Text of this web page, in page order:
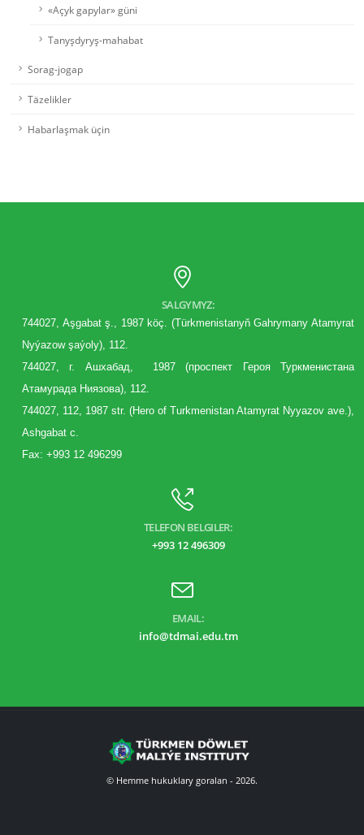
«Açyk gapylar» güni
Tanyşdyryş-mahabat
Sorag-jogap
Täzelikler
Habarlaşmak üçin
SALGYMYZ:
744027, Aşgabat ş., 1987 köç. (Türkmenistanyň Gahrymany Atamyrat
Nyýazow şaýoly), 112.
744027, г. Aшхабад, 1987 (проспект
Героя Туркменистана
Атамурада Ниязова), 112.
744027, 112, 1987 str. (Hero of Turkmenistan Atamyrat Nyyazov ave.),
Ashgabat c.
Fax: +993 12 496299
TELEFON BELGILER:
+993 12 496309
EMAIL:
info@tdmai.edu.tm
© Hemme hukuklary goralan - 2026.